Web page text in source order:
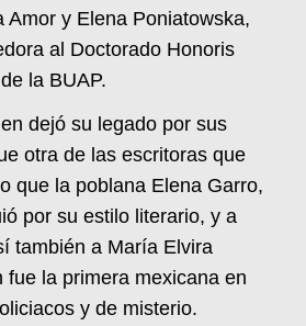
Amor y Elena Poniatowska,
al Doctorado Honoris
la BUAP.
dejó su legado por sus
otra de las escritoras que
que la poblana Elena Garro,
por su estilo literario, y a
también a María Elvira
fue la primera mexicana en
y de misterio.